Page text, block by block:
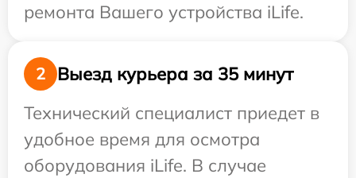
ремонта Вашего устройства iLife.
2
Выезд курьера за 35 минут
Технический специалист приедет в
удобное время для осмотра
оборудования iLife. В случае